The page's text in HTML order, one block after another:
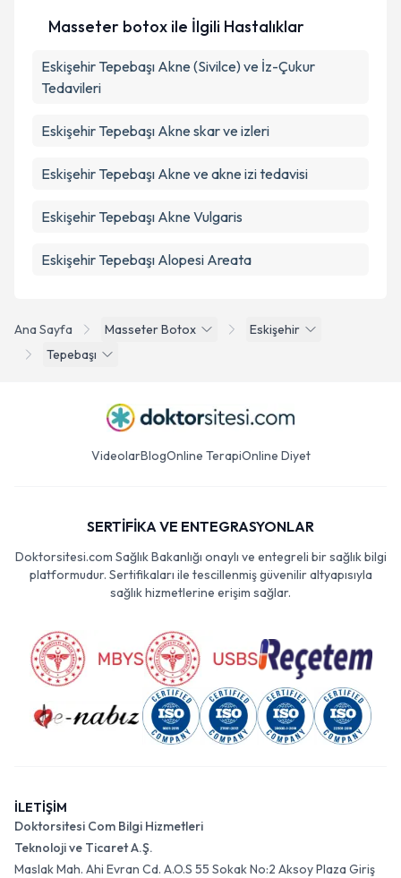
Takvim Talebini Gönder
Ana Sayfa Masseter Botox
Eskişehir
Tepebaşı
Masseter botox ile İlgili Hastalıklar
Eskişehir Tepebaşı Akne (Sivilce) ve İz-Çukur
Tedavileri
Eskişehir Tepebaşı Akne skar ve izleri
Eskişehir Tepebaşı Akne ve akne izi tedavisi
Eskişehir Tepebaşı Akne Vulgaris
Eskişehir Tepebaşı Alopesi Areata
VideolarBlogOnline TerapiOnline Diyet
SERTİFİKA VE ENTEGRASYONLAR
Doktorsitesi.com Sağlık Bakanlığı onaylı ve entegreli bir sağlık bilgi
platformudur. Sertifikaları ile tescillenmiş güvenilir altyapısıyla
sağlık hizmetlerine erişim sağlar.
İLETİŞİM
Doktorsitesi Com Bilgi Hizmetleri
Teknoloji ve Ticaret A.Ş.
Maslak Mah. Ahi Evran Cd. A.O.S 55 Sokak No:2 Aksoy Plaza Giriş